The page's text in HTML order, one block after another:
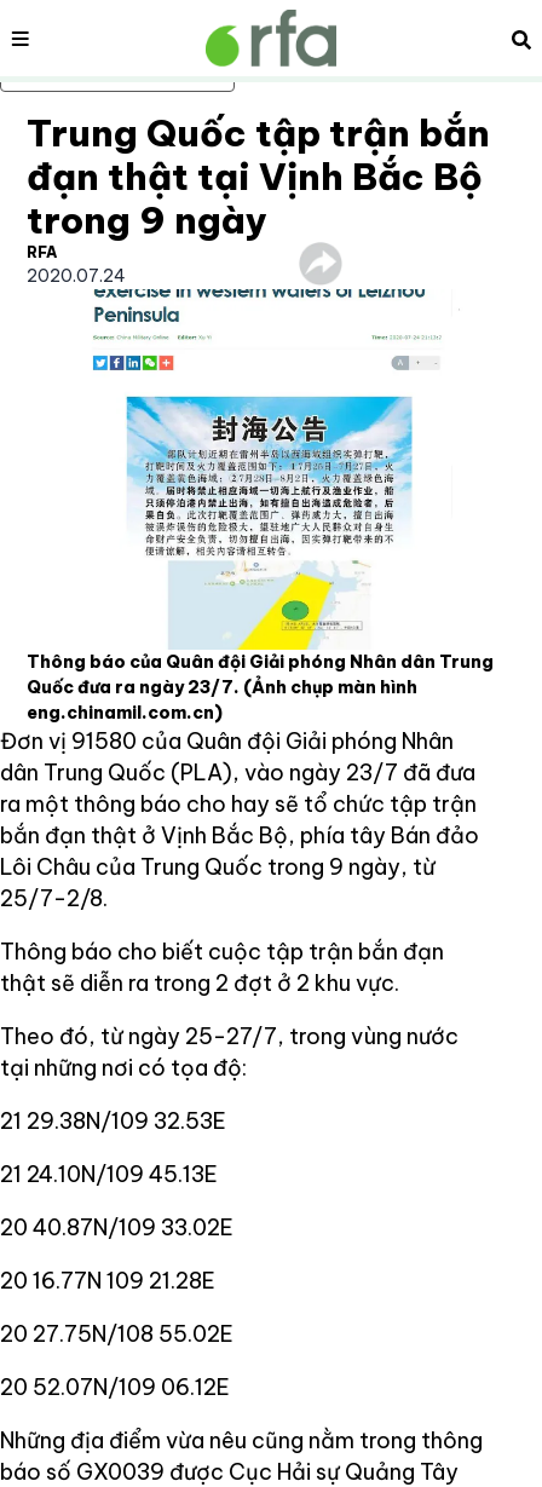
Bỏ qua nội dung chính
Nội dung
Trung Quốc tập trận bắn
đạn thật tại Vịnh Bắc Bộ
trong 9 ngày
RFA
2020.07.24
Thông báo của Quân đội Giải phóng Nhân dân Trung
Quốc đưa ra ngày 23/7. (Ảnh chụp màn hình
eng.chinamil.com.cn)
Đơn vị 91580 của Quân đội Giải phóng Nhân
dân Trung Quốc (PLA), vào ngày 23/7 đã đưa
ra một thông báo cho hay sẽ tổ chức tập trận
bắn đạn thật ở Vịnh Bắc Bộ, phía tây Bán đảo
Lôi Châu của Trung Quốc trong 9 ngày, từ
25/7-2/8.
Thông báo cho biết cuộc tập trận bắn đạn
thật sẽ diễn ra trong 2 đợt ở 2 khu vực.
Theo đó, từ ngày 25-27/7, trong vùng nước
tại những nơi có tọa độ:
21 29.38N/109 32.53E
21 24.10N/109 45.13E
20 40.87N/109 33.02E
20 16.77N 109 21.28E
20 27.75N/108 55.02E
20 52.07N/109 06.12E
Những địa điểm vừa nêu cũng nằm trong thông
báo số GX0039 được Cục Hải sự Quảng Tây